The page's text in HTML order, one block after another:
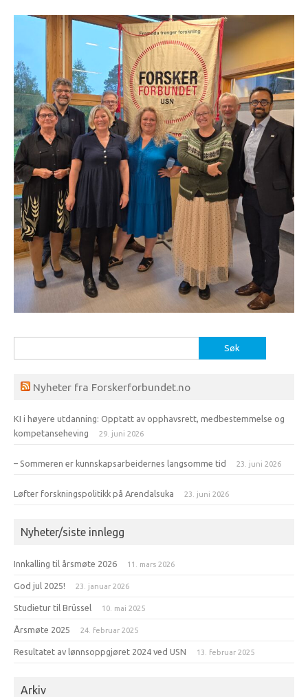
etter:
Nyheter fra Forskerforbundet.no
KI i høyere utdanning: Opptatt av opphavsrett, medbestemmelse og
kompetanseheving
29. juni 2026
– Sommeren er kunnskapsarbeidernes langsomme tid 23. juni 2026
Løfter forskningspolitikk på Arendalsuka 23. juni 2026
Nyheter/siste innlegg
Innkalling til årsmøte 2026 11. mars 2026
God jul 2025! 23. januar 2026
Studietur til Brüssel 10. mai 2025
Årsmøte 2025 24. februar 2025
Resultatet av lønnsoppgjøret 2024 ved USN 13. februar 2025
Arkiv